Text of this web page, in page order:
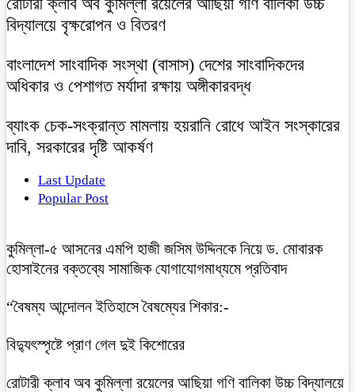
বিদ্যালয়ে বৃক্ষরোপন ও বিতরণ
বাংলাদেশ সাংবাদিক সংস্থা (বাসাস) দেশের সাংবাদিকদের
অধিকার ও পেশাগত মর্যাদা রক্ষায় অঙ্গীকারবদ্ধ
ব্যাংক চেক-সংক্রান্ত মামলায় হয়রানি রোধে আইন সংস্কারের
দাবি, সরকারের দৃষ্টি আকর্ষণ
Last Update
Popular Post
কুমিল্লা-৫ আসনের এমপি হাজী জসিম উদ্দিনকে নিয়ে ড. মোবারক
হোসাইনের বক্তব্যে সামাজিক যোগাযোগমাধ্যমে প্রতিবাদ
“বৈষম্য আন্দোলন ইতিহাসে বৈষম্যের শিকার:-
বিদ্যুৎস্পৃষ্টে প্রাণ গেল দুই কিশোরের
রোটারী ক্লাব অব কুমিল্লা রয়েলের আছিয়া গণি বালিকা উচ্চ বিদ্যালয়ে